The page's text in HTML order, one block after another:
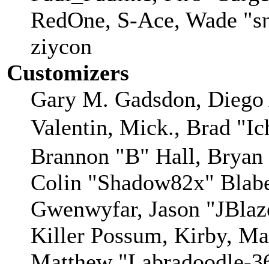
RedOne, S-Ace, Wade
ziycon
Customizers
Gary M. Gadsdon,
Valentin, Mick., Brad
Brannon "B" Hall,
Colin "Shadow82x"
Gwenwyfar, Jason
Killer Possum, Kirby,